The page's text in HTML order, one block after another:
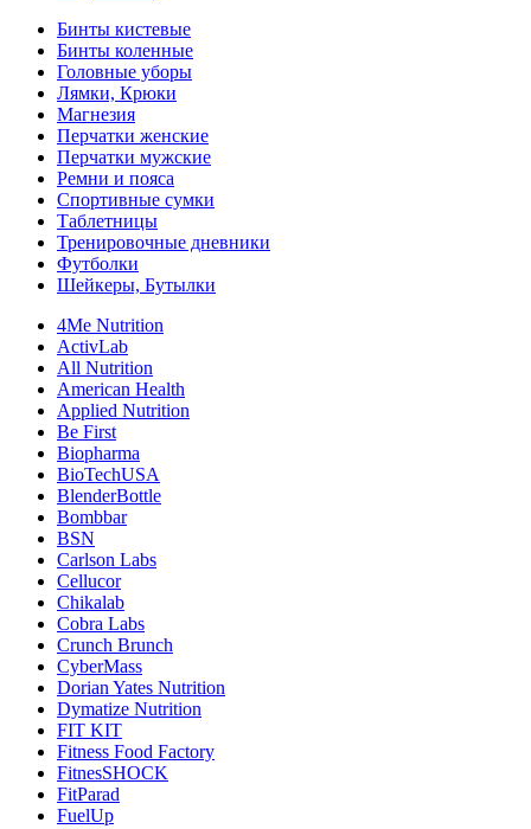
Бинты кистевые
Бинты коленные
Головные уборы
Лямки, Крюки
Магнезия
Перчатки женские
Перчатки мужские
Ремни и пояса
Спортивные сумки
Таблетницы
Тренировочные дневники
Футболки
Шейкеры, Бутылки
4Me Nutrition
ActivLab
All Nutrition
American Health
Applied Nutrition
Be First
Biopharma
BioTechUSA
BlenderBottle
Bombbar
BSN
Carlson Labs
Cellucor
Chikalab
Cobra Labs
Crunch Brunch
CyberMass
Dorian Yates Nutrition
Dymatize Nutrition
FIT KIT
Fitness Food Factory
FitnesSHOCK
FitParad
FuelUp